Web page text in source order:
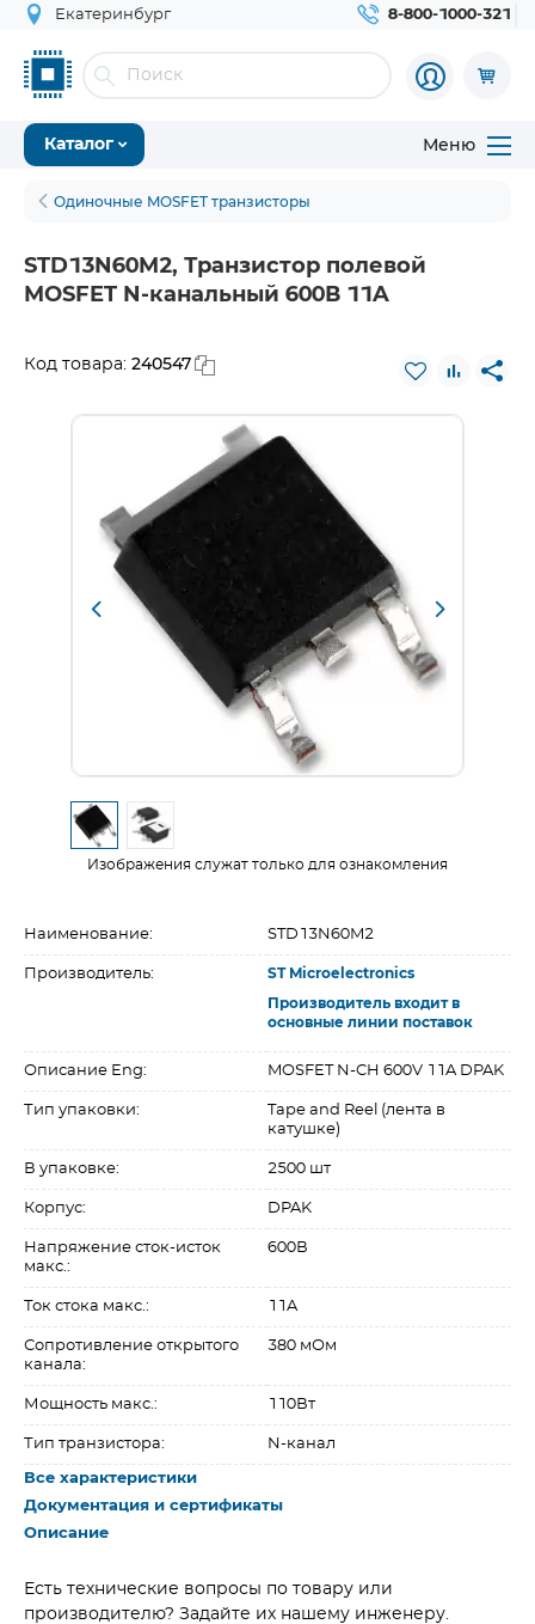
Екатеринбург 8-800-1000-321
Каталог Меню
Одиночные MOSFET транзисторы
STD13N60M2, Транзистор полевой
MOSFET N-канальный 600В 11A
Код товара: 240547
Изображения служат только для ознакомления
Наименование: STD13N60M2
Производитель: ST Microelectronics
Производитель входит в
основные линии поставок
Описание Eng: MOSFET N-CH 600V 11A DPAK
Тип упаковки:
Tape and Reel (лента в
катушке)
В упаковке: 2500 шт
Корпус: DPAK
Напряжение сток-исток
макс.:
600В
Ток стока макс.: 11A
Сопротивление открытого
канала:
380 мОм
Мощность макс.: 110Вт
Тип транзистора: N-канал
Все характеристики
Документация и сертификаты
Описание
Есть технические вопросы по товару или
производителю? Задайте их нашему инженеру.